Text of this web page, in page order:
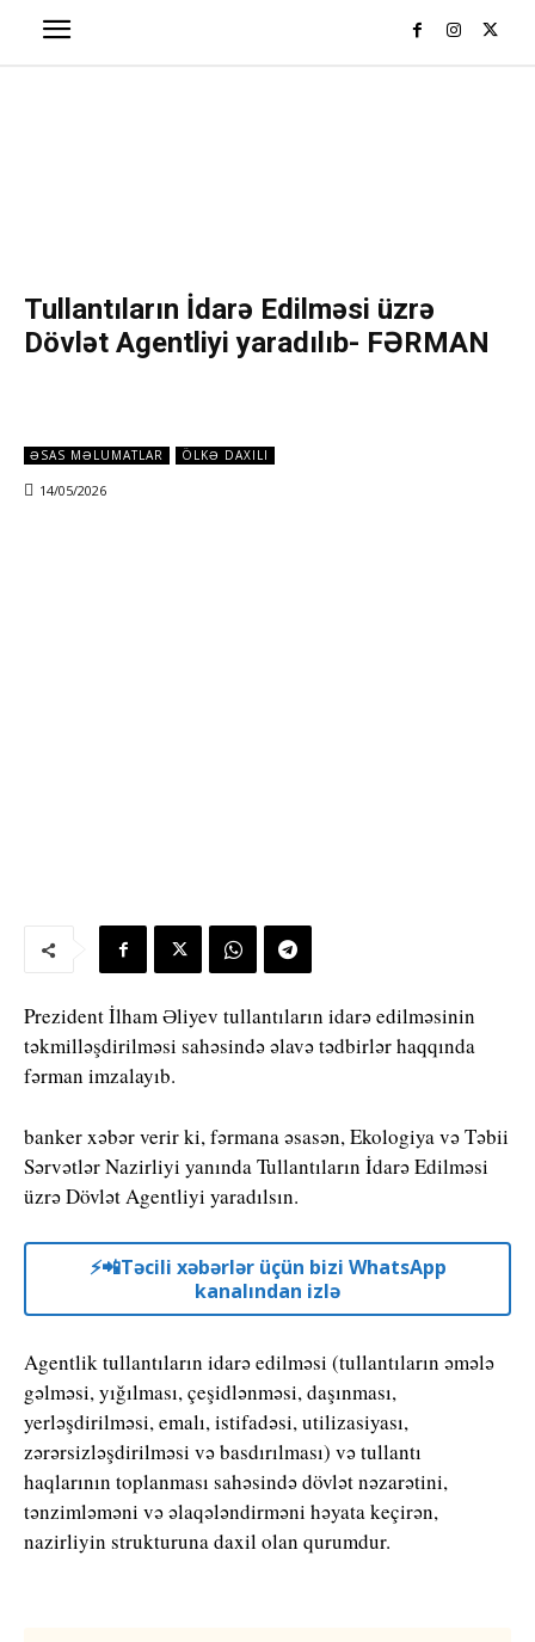
Tullantıların İdarə Edilməsi üzrə
Dövlət Agentliyi yaradılıb- FƏRMAN
ƏSAS MƏLUMATLAR ÖLKƏ DAXILI
14/05/2026
Prezident İlham Əliyev tullantıların idarə edilməsinin
təkmilləşdirilməsi sahəsində əlavə tədbirlər haqqında
fərman imzalayıb.
banker xəbər verir ki, fərmana əsasən, Ekologiya və Təbii
Sərvətlər Nazirliyi yanında Tullantıların İdarə Edilməsi
üzrə Dövlət Agentliyi yaradılsın.
⚡️📲Təcili xəbərlər üçün bizi WhatsApp
kanalından izlə
Agentlik tullantıların idarə edilməsi (tullantıların əmələ
gəlməsi, yığılması, çeşidlənməsi, daşınması,
yerləşdirilməsi, emalı, istifadəsi, utilizasiyası,
zərərsizləşdirilməsi və basdırılması) və tullantı
haqlarının toplanması sahəsində dövlət nəzarətini,
tənzimləməni və əlaqələndirməni həyata keçirən,
nazirliyin strukturuna daxil olan qurumdur.